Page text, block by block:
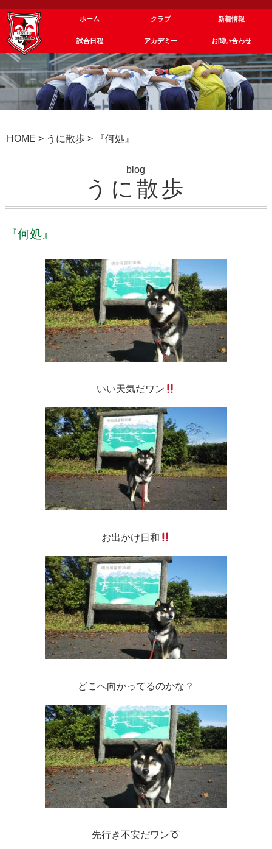
ホーム クラブ 新着情報
試合日程 アカデミー お問い合わせ
HOME > うに散歩 > 『何処』
blog
うに散歩
『何処』
いい天気だワン
お出かけ日和
どこへ向かってるのかな？
先行き不安だワン